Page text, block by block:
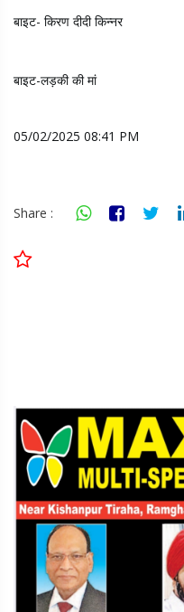
बाइट- किरण दीदी किन्नर
बाइट-लड़की की मां
05/02/2025 08:41 PM
Share :